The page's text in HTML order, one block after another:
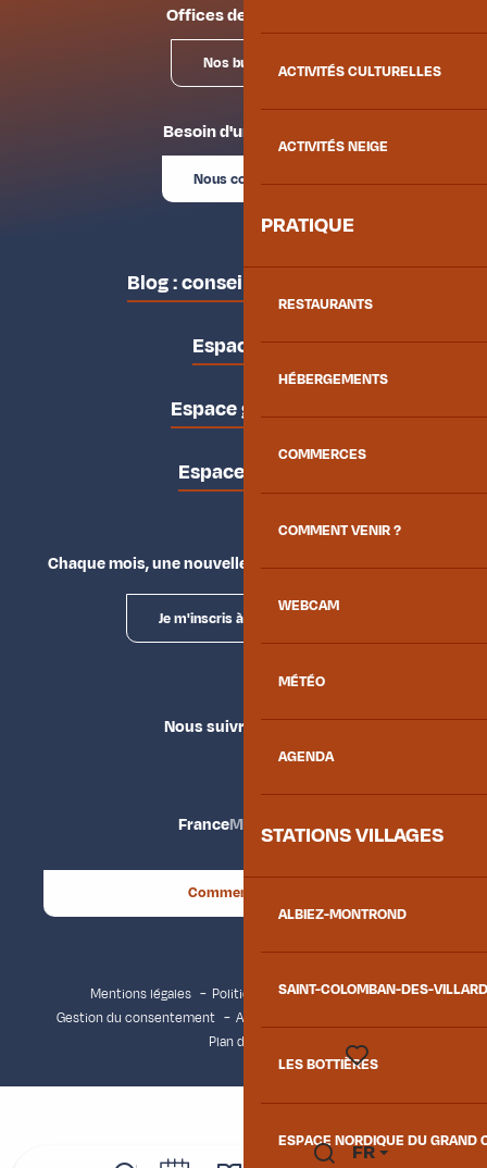
ACTIVITÉS CULTURELLES
ACTIVITÉS NEIGE
PRATIQUE
RESTAURANTS
HÉBERGEMENTS
COMMERCES
COMMENT VENIR ?
WEBCAM
MÉTÉO
AGENDA
STATIONS VILLAGES
ALBIEZ-MONTROND
SAINT-COLOMBAN-DES-
LES BOTTIÈRES
ESPACE NORDIQUE DU GRAND
FR
Offices de tourisme
Nos bureaux
Besoin d'un conseil ?
Nous contacter
Blog : conseils des locaux
Espace pro
Espace groupes
Espace presse
Chaque mois, une nouvelle façon d'explorer la vallée.
Je m'inscris à la newsletter
Nous suivre
FranceMaurienne
Comment venir ?
Mentions légales
Politique de confidentialité
Gestion du consentement
Accessibilité : non conforme
Plan du site